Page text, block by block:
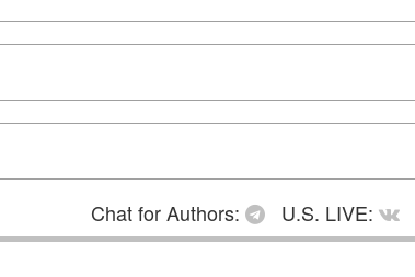
Chat for Authors: U.S. LIVE: